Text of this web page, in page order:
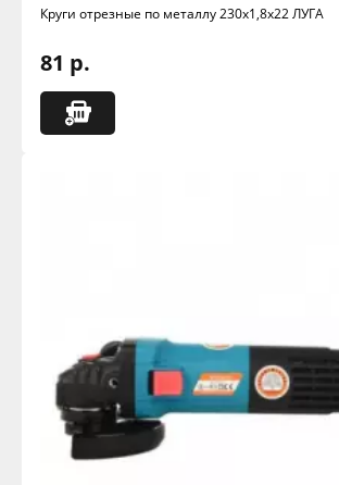
Круги отрезные по металлу 230х1,8х22 ЛУГА
81 р.